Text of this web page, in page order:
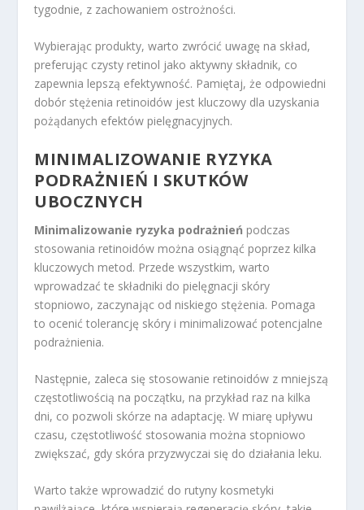
tygodnie, z zachowaniem ostrożności.
Wybierając produkty, warto zwrócić uwagę na skład,
preferując czysty retinol jako aktywny składnik, co
zapewnia lepszą efektywność. Pamiętaj, że odpowiedni
dobór stężenia retinoidów jest kluczowy dla uzyskania
pożądanych efektów pielęgnacyjnych.
MINIMALIZOWANIE RYZYKA
PODRAŻNIEŃ I SKUTKÓW
UBOCZNYCH
Minimalizowanie ryzyka podrażnień podczas
stosowania retinoidów można osiągnąć poprzez kilka
kluczowych metod. Przede wszystkim, warto
wprowadzać te składniki do pielęgnacji skóry
stopniowo, zaczynając od niskiego stężenia. Pomaga
to ocenić tolerancję skóry i minimalizować potencjalne
podrażnienia.
Następnie, zaleca się stosowanie retinoidów z mniejszą
częstotliwością na początku, na przykład raz na kilka
dni, co pozwoli skórze na adaptację. W miarę upływu
czasu, częstotliwość stosowania można stopniowo
zwiększać, gdy skóra przyzwyczai się do działania leku.
Warto także wprowadzić do rutyny kosmetyki